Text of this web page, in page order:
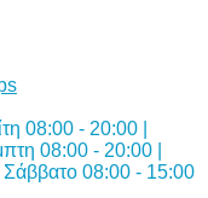
08:00 - 20:00 |
08:00 - 20:00 |
08:00 - 15:00